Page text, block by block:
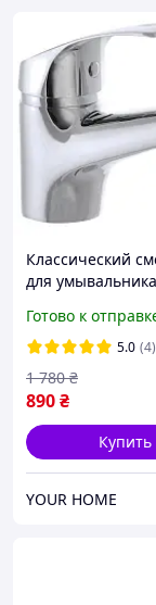
Классический
для
литой смеситель
для умывальника
Готово к
5.0 (4)
890₴
1 780 ₴
Купить
YOUR HOME